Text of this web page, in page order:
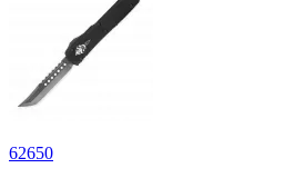
62650